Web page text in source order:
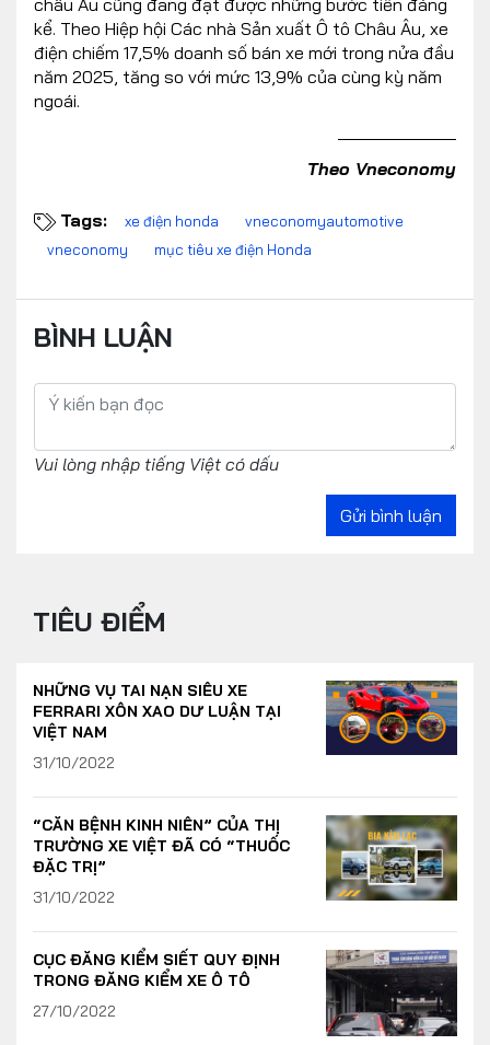
châu Âu cũng đang đạt được những bước tiến đáng
kể. Theo Hiệp hội Các nhà Sản xuất Ô tô Châu Âu, xe
điện chiếm 17,5% doanh số bán xe mới trong nửa đầu
năm 2025, tăng so với mức 13,9% của cùng kỳ năm
ngoái.
Theo Vneconomy
Tags: xe điện honda
vneconomyautomotive
vneconomy
mục tiêu xe điện Honda
BÌNH LUẬN
Vui lòng nhập tiếng Việt có dấu
Gửi bình luận
TIÊU ĐIỂM
NHỮNG VỤ TAI NẠN SIÊU XE
FERRARI XÔN XAO DƯ LUẬN TẠI
VIỆT NAM
31/10/2022
“CĂN BỆNH KINH NIÊN” CỦA THỊ
TRƯỜNG XE VIỆT ĐÃ CÓ “THUỐC
ĐẶC TRỊ”
31/10/2022
CỤC ĐĂNG KIỂM SIẾT QUY ĐỊNH
TRONG ĐĂNG KIỂM XE Ô TÔ
27/10/2022